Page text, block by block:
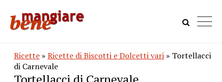
Ricette » Ricette di Biscotti e Dolcetti vari » Tortellacci
di Carnevale